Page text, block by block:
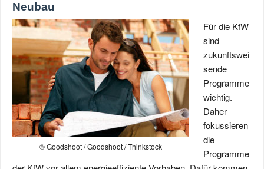
Neubau
© Goodshoot / Goodshoot / Thinkstock
Für die KfW
sind
zukunftswei
sende
Programme
wichtig.
Daher
fokussieren
die
Programme